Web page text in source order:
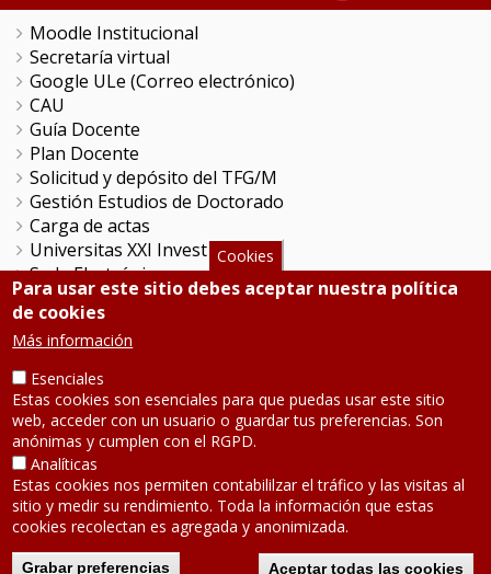
Moodle Institucional
Secretaría virtual
Google ULe (Correo electrónico)
CAU
Guía Docente
Plan Docente
Solicitud y depósito del TFG/M
Gestión Estudios de Doctorado
Carga de actas
Universitas XXI Investigación
Sede Electrónica
Tramitador unileon
Perfil del Contratante
Portal del Empleado
Servicio de Informática y Comunicaciones
SÍGUENOS
Teléfono: 987 291 000
Contacto
Aviso legal
Política de privacidad
Mapa de la web
Cookies
Para usar este sitio debes aceptar nuestra política
de cookies
Más información
Esenciales
Estas cookies son esenciales para que puedas usar este sitio
web, acceder con un usuario o guardar tus preferencias. Son
anónimas y cumplen con el RGPD.
Analíticas
Estas cookies nos permiten contabililzar el tráfico y las visitas al
sitio y medir su rendimiento. Toda la información que estas
cookies recolectan es agregada y anonimizada.
Grabar preferencias Aceptar todas las cookies